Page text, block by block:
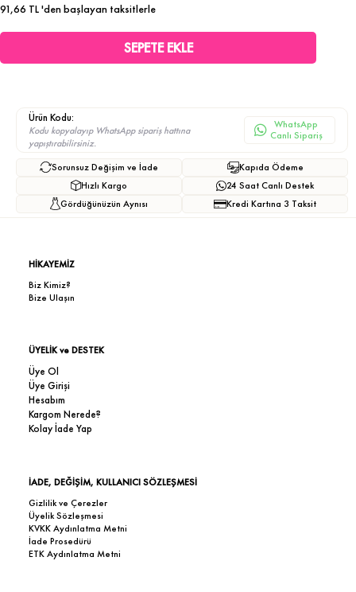
91,66 TL'den başlayan taksitlerle
Ürün Kodu:
Kodu kopyalayıp WhatsApp sipariş hattına
yapıştırabilirsiniz.
WhatsApp
Canlı Sipariş
Sorunsuz Değişim ve İade
Hızlı Kargo
Gördüğünüzün Aynısı
Kapıda Ödeme
24 Saat Canlı Destek
Kredi Kartına 3 Taksit
HİKAYEMİZ
Biz Kimiz?
Bize Ulaşın
ÜYELİK ve DESTEK
Üye Ol
Üye Girişi
Hesabım
Kargom Nerede?
Kolay İade Yap
İADE, DEĞİŞİM, KULLANICI SÖZLEŞMESİ
Gizlilik ve Çerezler
Üyelik Sözleşmesi
KVKK Aydınlatma Metni
İade Prosedürü
ETK Aydınlatma Metni